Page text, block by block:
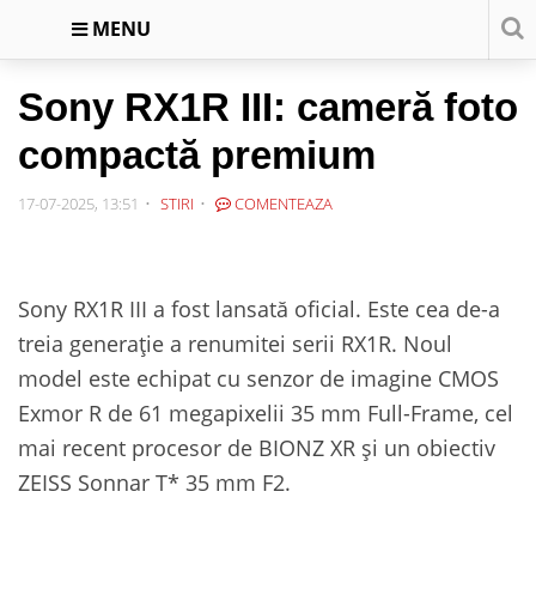
MENU
Sony RX1R III: cameră foto
compactă premium
17-07-2025, 13:51 STIRI COMENTEAZA
Sony RX1R III a fost lansată oficial. Este cea de-a
treia generație a renumitei serii RX1R. Noul
model este echipat cu senzor de imagine CMOS
Exmor R de 61 megapixelii 35 mm Full-Frame, cel
mai recent procesor de BIONZ XR și un obiectiv
ZEISS Sonnar T* 35 mm F2.